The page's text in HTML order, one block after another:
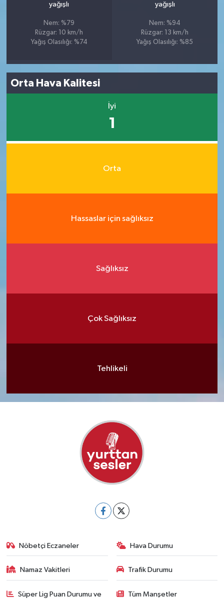
yağışlı
Nem: %79
Rüzgar: 10 km/h
Yağış Olasılığı: %74
yağışlı
Nem: %94
Rüzgar: 13 km/h
Yağış Olasılığı: %85
Orta Hava Kalitesi
İyi
1
Orta
Hassaslar için sağlıksız
Sağlıksız
Çok Sağlıksız
Tehlikeli
Nöbetçi Eczaneler Hava Durumu
Namaz Vakitleri Trafik Durumu
Süper Lig Puan Durumu ve Tüm Manşetler